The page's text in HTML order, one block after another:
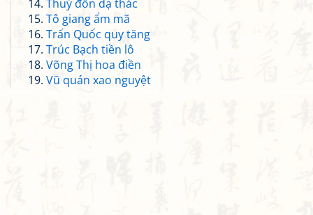
Thuỷ đồn dạ thác
Tô giang ẩm mã
Trấn Quốc quy tăng
Trúc Bạch tiền lô
Võng Thị hoa điền
Vũ quán xao nguyệt